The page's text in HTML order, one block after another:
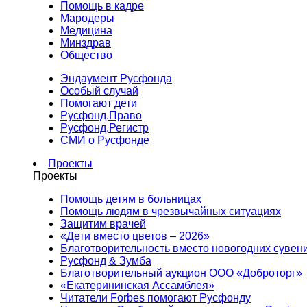
Помощь в кадре
Мародеры
Медицина
Минздрав
Общество
Эндаумент Русфонда
Особый случай
Помогают дети
Русфонд.Право
Русфонд.Регистр
СМИ о Русфонде
Проекты
Проекты
Помощь детям в больницах
Помощь людям в чрезвычайных ситуациях
Защитим врачей
«Дети вместо цветов – 2026»
Благотворительность вместо новогодних
Русфонд & Зумба
Благотворительный аукцион ООО «Доброторг»
«Екатерининская Ассамблея»
Читатели Forbes помогают Русфонду